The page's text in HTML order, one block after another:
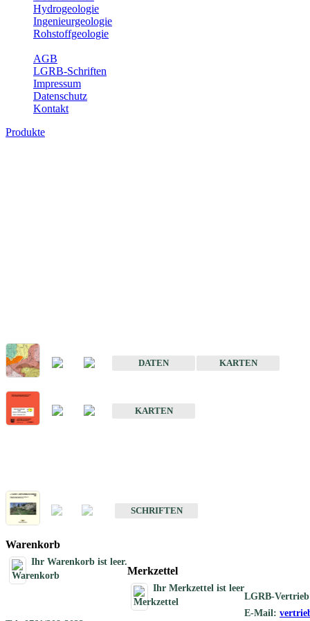
Hydrogeologie
Ingenieurgeologie
Rohstoffgeologie
AGB
LGRB-Schriften
Impressum
Datenschutz
Kontakt
Produkte
DATEN
KARTEN
KARTEN
SCHRIFTEN
Warenkorb
Ihr Warenkorb ist leer.
Merkzettel
Ihr Merkzettel ist leer
LGRB-Vertrieb
E-Mail: